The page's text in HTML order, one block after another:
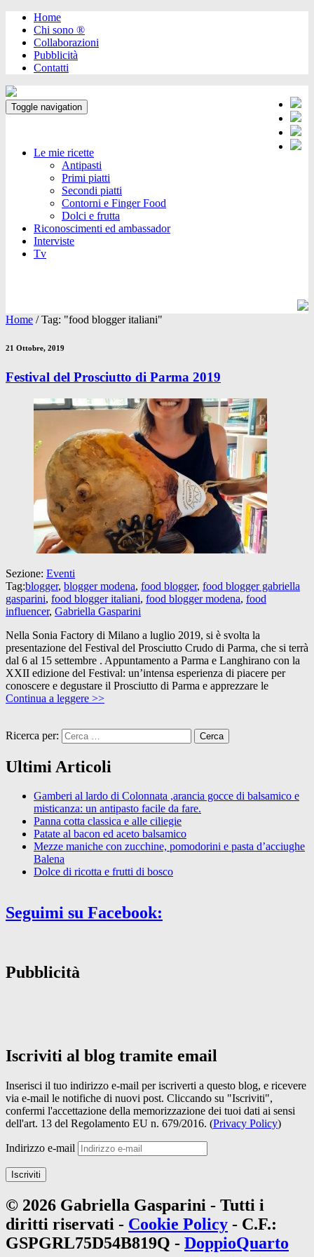
Home
Chi sono ®️
Collaborazioni
Pubblicità
Contatti
Toggle navigation
Le mie ricette
Antipasti
Primi piatti
Secondi piatti
Contorni e Finger Food
Dolci e frutta
Riconoscimenti ed ambassador
Interviste
Tv
Home /Tag: "food blogger italiani"
21 Ottobre, 2019
Festival del Prosciutto di Parma 2019
Sezione: Eventi
Tag:blogger, blogger modena, food blogger, food blogger gabriella
gasparini, food blogger italiani, food blogger modena, food
influencer, Gabriella Gasparini
Nella Sonia Factory di Milano a luglio 2019, si è svolta la
presentazione del Festival del Prosciutto Crudo di Parma, che si terrà
dal 6 al 15 settembre . Appuntamento a Parma e Langhirano con la
XXII edizione del Festival: un’intensa esperienza di piacere per
conoscere e degustare il Prosciutto di Parma e apprezzare le
Continua a leggere >>
Ricerca per:
Ultimi Articoli
Gamberi al lardo di Colonnata ,arancia gocce di balsamico e
misticanza: un antipasto facile da fare.
Panna cotta classica e alle ciliegie
Patate al bacon ed aceto balsamico
Mezze maniche con zucchine, pomodorini e pasta d’acciughe
Balena
Dolce di ricotta e frutti di bosco
Seguimi su Facebook:
Pubblicità
Iscriviti al blog tramite email
Inserisci il tuo indirizzo e-mail per iscriverti a questo blog, e ricevere
via e-mail le notifiche di nuovi post. Cliccando su "Iscriviti",
confermi l'accettazione della memorizzazione dei tuoi dati ai sensi
dell'art. 13 del Regolamento EU n. 679/2016. (Privacy Policy)
Indirizzo e-mail
Iscriviti
© 2026 Gabriella Gasparini - Tutti i
diritti riservati - Cookie Policy - C.F.:
GSPGRL75D54B819Q - DoppioQuarto